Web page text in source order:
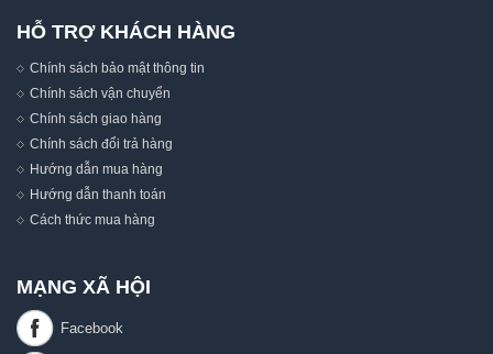
HỖ TRỢ KHÁCH HÀNG
Chính sách bảo mật thông tin
Chính sách vận chuyển
Chính sách giao hàng
Chính sách đổi trả hàng
Hướng dẫn mua hàng
Hướng dẫn thanh toán
Cách thức mua hàng
MẠNG XÃ HỘI